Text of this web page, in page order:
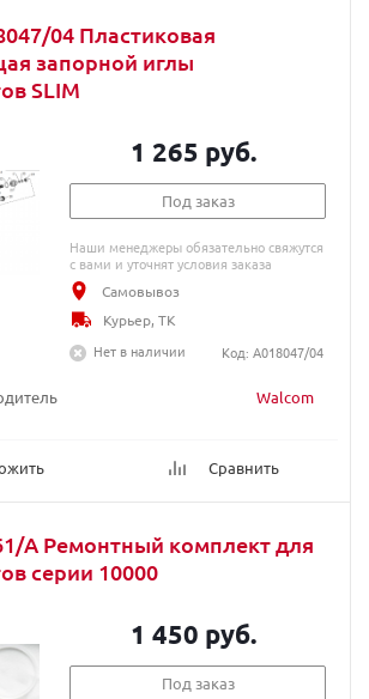
04 Пластиковая
запорной иглы
SLIM
Walcom
Сравнить
1 265 руб.
Под заказ
Наши менеджеры обязательно свяжутся
с вами и уточнят условия заказа
Самовывоз
Курьер, ТК
Нет в наличии
Код: A018047/04
А Ремонтный комплект для
серии 10000
1 450 руб.
Под заказ